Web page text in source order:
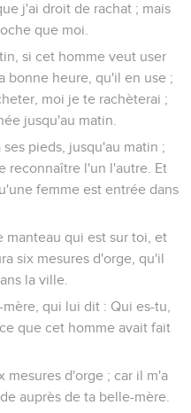
j'ai droit de rachat ; mais
que moi.
si cet homme veut user
bonne heure, qu'il en use ;
moi je te rachèterai ;
jusqu'au matin.
pieds, jusqu'au matin ;
reconnaître l'un l'autre. Et
femme est entrée dans
manteau qui est sur toi, et
six mesures d'orge, qu'il
la ville.
qui lui dit : Qui es-tu,
que cet homme avait fait
mesures d'orge ; car il m'a
auprès de ta belle-mère.